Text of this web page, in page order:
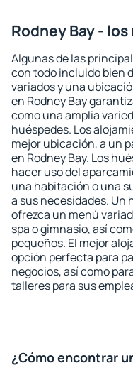
Rodney Bay -
Algunas de las
con todo incluido bien
variados y una
en Rodney Bay
como una amplia
huéspedes. Los
mejor ubicación, a un
en Rodney Bay. Los
hacer uso del
una habitación o una
a sus necesidades. Un
ofrezca un menú
spa o gimnasio, así
pequeños. El mejor
opción perfecta para
negocios, así como
talleres para sus
¿Cómo encontrar